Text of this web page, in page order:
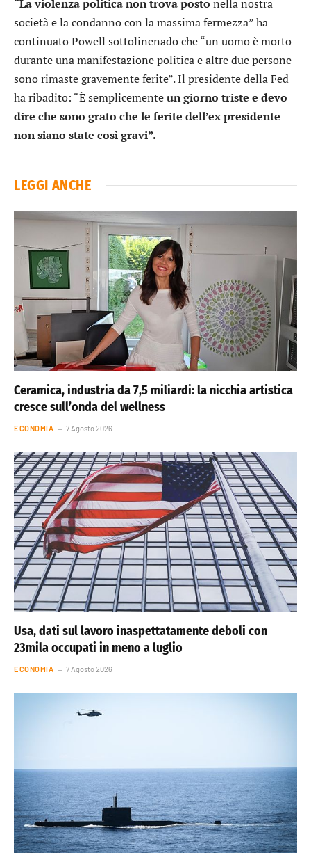
“La violenza politica non trova posto nella nostra
società e la condanno con la massima fermezza” ha
continuato Powell sottolinenado che “un uomo è morto
durante una manifestazione politica e altre due persone
sono rimaste gravemente ferite”. Il presidente della Fed
ha ribadito: “È semplicementeun giorno triste e devo
dire che sono grato che le ferite dell’ex presidente
non siano state così gravi”.
LEGGI ANCHE
Ceramica, industria da 7,5 miliardi: la nicchia artistica
cresce sull’onda del wellness
ECONOMIA 7 Agosto 2026
Usa, dati sul lavoro inaspettatamente deboli con
23mila occupati in meno a luglio
ECONOMIA 7 Agosto 2026